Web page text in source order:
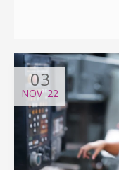
03
NOV'22